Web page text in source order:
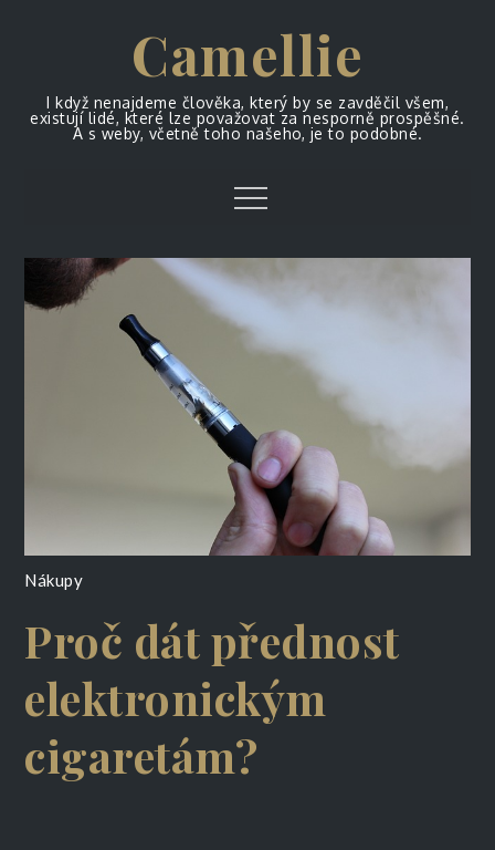
Camellie
I když nenajdeme člověka, který by se zavděčil všem,
existují lidé, které lze považovat za nesporně prospěšné.
A s weby, včetně toho našeho, je to podobné.
Menu
Nákupy
Proč dát přednost
elektronickým
cigaretám?